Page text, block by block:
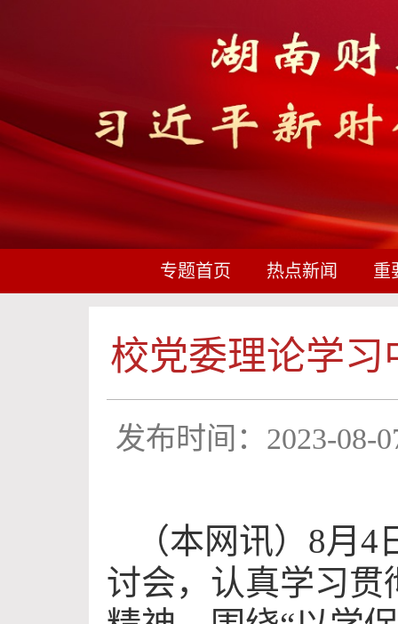
专题首页 热点新闻 重
校党委理论学习
发布时间：2023-08-
（本网讯） 8月4
讨会，认真学习贯